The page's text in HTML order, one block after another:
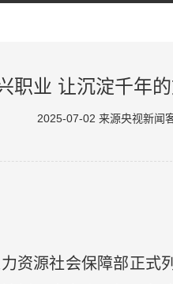
职业 让沉淀千年的
2025-07-02 来源央视新闻
资源社会保障部正